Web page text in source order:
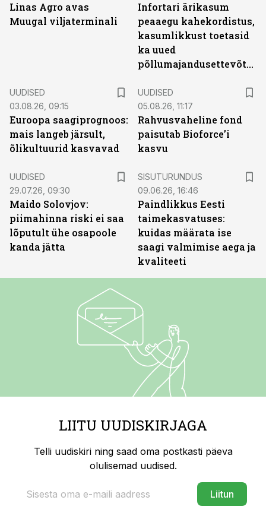
Linas Agro avas
Muugal viljaterminali
Infortari ärikasum
peaaegu kahekordistus,
kasumlikkust toetasid
ka uued
põllumajandusettevõtted
UUDISED
03.08.26, 09:15
Euroopa saagiprognoos:
mais langeb järsult,
õlikultuurid kasvavad
UUDISED
05.08.26, 11:17
Rahvusvaheline fond
paisutab Bioforce’i
kasvu
UUDISED
29.07.26, 09:30
Maido Solovjov:
piimahinna riski ei saa
lõputult ühe osapoole
kanda jätta
SISUTURUNDUS
09.06.26, 16:46
Paindlikkus Eesti
taimekasvatuses:
kuidas määrata ise
saagi valmimise aega ja
kvaliteeti
LIITU UUDISKIRJAGA
Telli uudiskiri ning saad oma postkasti päeva
olulisemad uudised.
Liitun